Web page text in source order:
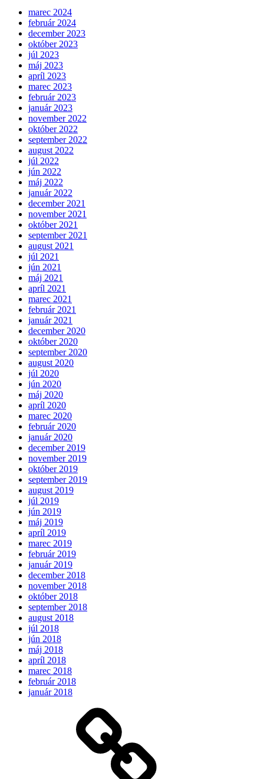
marec 2024
február 2024
december 2023
október 2023
júl 2023
máj 2023
apríl 2023
marec 2023
február 2023
január 2023
november 2022
október 2022
september 2022
august 2022
júl 2022
jún 2022
máj 2022
január 2022
december 2021
november 2021
október 2021
september 2021
august 2021
júl 2021
jún 2021
máj 2021
apríl 2021
marec 2021
február 2021
január 2021
december 2020
október 2020
september 2020
august 2020
júl 2020
jún 2020
máj 2020
apríl 2020
marec 2020
február 2020
január 2020
december 2019
november 2019
október 2019
september 2019
august 2019
júl 2019
jún 2019
máj 2019
apríl 2019
marec 2019
február 2019
január 2019
december 2018
november 2018
október 2018
september 2018
august 2018
júl 2018
jún 2018
máj 2018
apríl 2018
marec 2018
február 2018
január 2018